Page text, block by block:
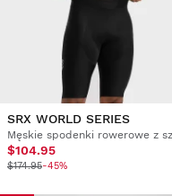
SRX WORLD SERIES
$104.95
$174.95-45%